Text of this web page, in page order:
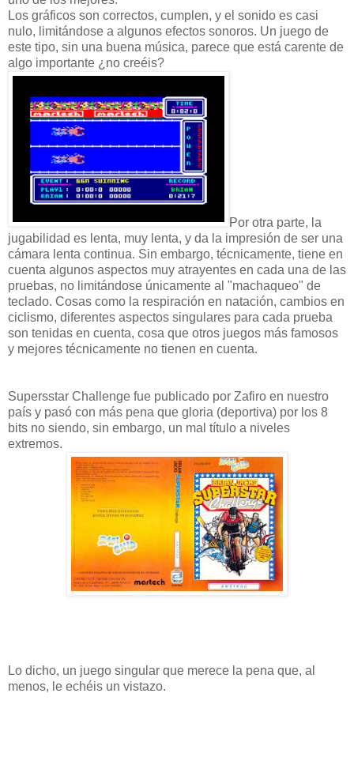
Los gráficos son correctos, cumplen, y el sonido es casi
nulo, limitándose a algunos efectos sonoros. Un juego de
este tipo, sin una buena música, parece que está carente de
algo importante ¿no creéis?
Por otra parte, la
jugabilidad es lenta, muy lenta, y da la impresión de ser una
cámara lenta continua. Sin embargo, técnicamente, tiene en
cuenta algunos aspectos muy atrayentes en cada una de las
pruebas, no limitándose únicamente al "machaqueo" de
teclado. Cosas como la respiración en natación, cambios en
ciclismo, diferentes aspectos singulares para cada prueba
son tenidas en cuenta, cosa que otros juegos más famosos
y mejores técnicamente no tienen en cuenta.
Supersstar Challenge fue publicado por Zafiro en nuestro
país y pasó con más pena que gloria (deportiva) por los 8
bits no siendo, sin embargo, un mal título a niveles
extremos.
Lo dicho, un juego singular que merece la pena que, al
menos, le echéis un vistazo.